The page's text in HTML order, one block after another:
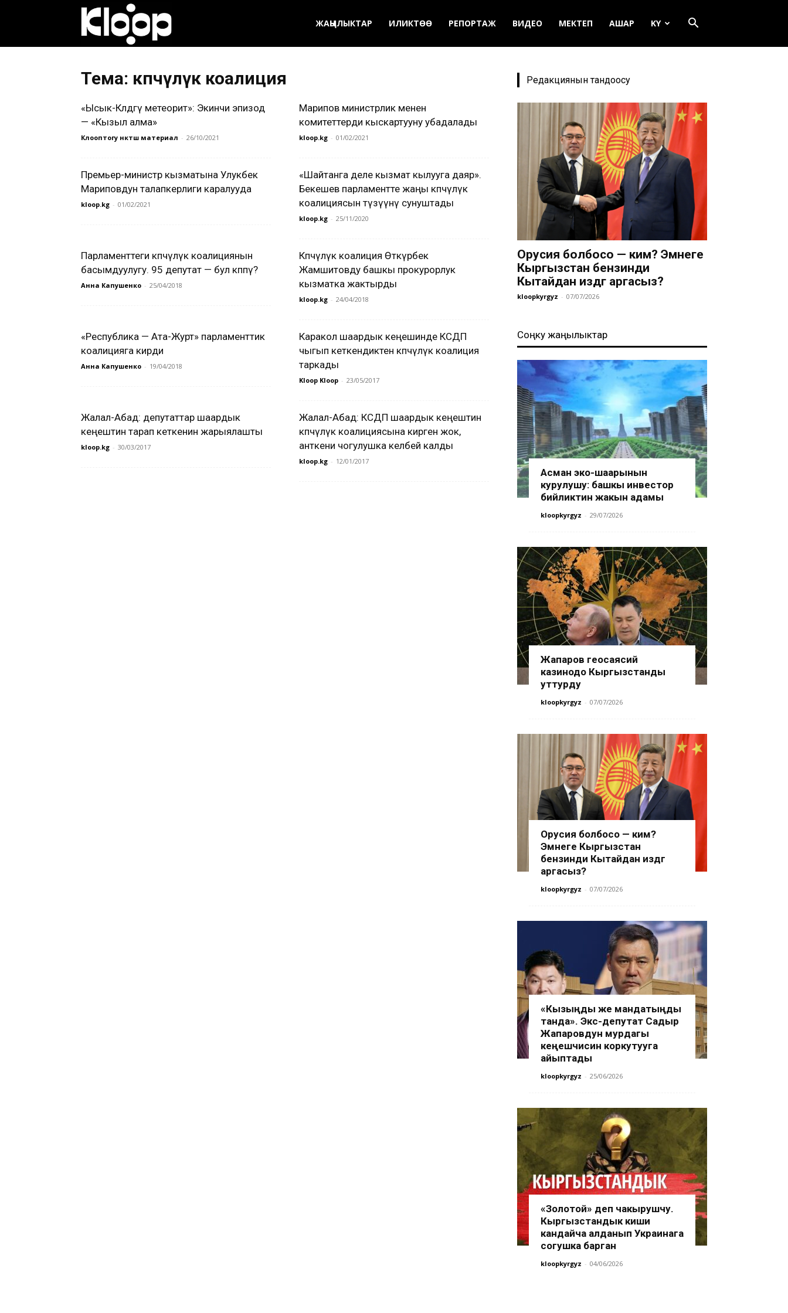
|
ЖАҢЫЛЫКТАР ИЛИКТӨӨ РЕПОРТАЖ ВИДЕО МЕКТЕП АШАР KY
Тема: көпчүлүк коалиция
«Ысык-Көлдөгү метеорит»: Экинчи эпизод
— «Кызыл алма»
Клооптогу өнөктөш материал - 26/10/2021
Марипов министрлик менен
комитеттерди кыскартууну убадалады
kloop.kg - 01/02/2021
Премьер-министр кызматына Улукбек
Мариповдун талапкерлиги каралууда
kloop.kg - 01/02/2021
«Шайтанга деле кызмат кылууга даяр».
Бекешев парламентте жаңы көпчүлүк
коалициясын түзүүнү сунуштады
kloop.kg - 25/11/2020
Парламенттеги көпчүлүк коалициянын
басымдуулугу. 95 депутат — бул көппү?
Анна Капушенко - 25/04/2018
Көпчүлүк коалиция Өткүрбек
Жамшитовду башкы прокурорлук
кызматка жактырды
kloop.kg - 24/04/2018
«Республика — Ата-Журт» парламенттик
коалицияга кирди
Анна Капушенко - 19/04/2018
Каракол шаардык кеңешинде КСДП
чыгып кеткендиктен көпчүлүк коалиция
таркады
Kloop Kloop - 23/05/2017
Жалал-Абад: депутаттар шаардык
кеңештин тарап кеткенин жарыялашты
kloop.kg - 30/03/2017
Жалал-Абад: КСДП шаардык кеңештин
көпчүлүк коалициясына кирген жок,
анткени чогулушка келбей калды
kloop.kg - 12/01/2017
Редакциянын тандоосу
Орусия болбосо — ким? Эмнеге
Кыргызстан бензинди
Кытайдан издөөгө аргасыз?
kloopkyrgyz - 07/07/2026
Соңку жаңылыктар
Асман эко-шаарынын
курулушу: башкы инвестор
бийликтин жакын адамы
kloopkyrgyz - 29/07/2026
Жапаров геосаясий
казинодо Кыргызстанды
уттурду
kloopkyrgyz - 07/07/2026
Орусия болбосо — ким?
Эмнеге Кыргызстан
бензинди Кытайдан издөөгө
аргасыз?
kloopkyrgyz - 07/07/2026
«Кызыңды же мандатыңды
танда». Экс-депутат Садыр
Жапаровдун мурдагы
кеңешчисин коркутууга
айыптады
kloopkyrgyz - 25/06/2026
«Золотой» деп чакырушчу.
Кыргызстандык киши
кандайча алданып Украинага
согушка барган
kloopkyrgyz - 04/06/2026